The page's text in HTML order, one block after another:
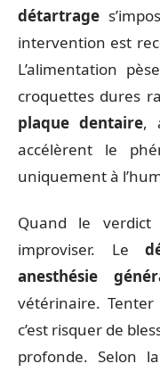
détartrage
intervention est
L’alimentation
croquettes dures
plaque dentaire,
accélèrent le
uniquement à
Quand le
improviser. Le
anesthésie
vétérinaire.
c’est risquer de
profonde. Selon